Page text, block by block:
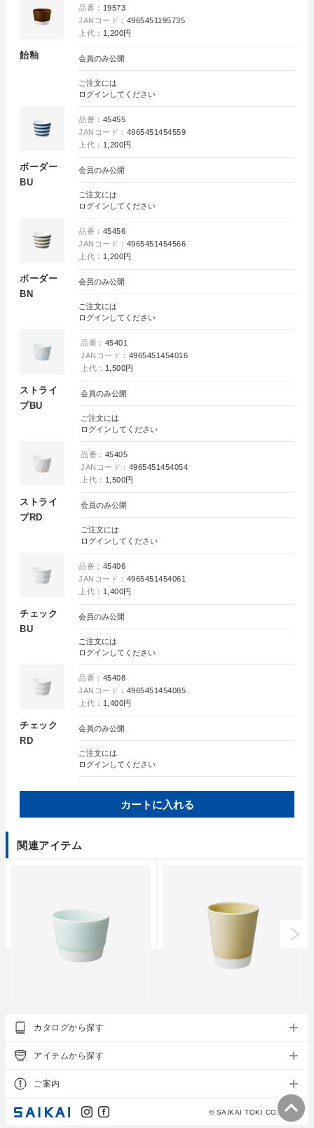
飴釉
品番： 19573
JANコード： 4965451195735
上代： 1,200円
会員のみ公開
ご注文には
ログイン してください
ボーダー
BU
品番： 45455
JANコード： 4965451454559
上代： 1,200円
会員のみ公開
ご注文には
ログイン してください
ボーダー
BN
品番： 45456
JANコード： 4965451454566
上代： 1,200円
会員のみ公開
ご注文には
ログイン してください
ストライ
プBU
品番： 45401
JANコード： 4965451454016
上代： 1,500円
会員のみ公開
ご注文には
ログイン してください
ストライ
プRD
品番： 45405
JANコード： 4965451454054
上代： 1,500円
会員のみ公開
ご注文には
ログイン してください
チェック
BU
品番： 45406
JANコード： 4965451454061
上代： 1,400円
会員のみ公開
ご注文には
ログイン してください
チェック
RD
品番： 45408
JANコード： 4965451454085
上代： 1,400円
会員のみ公開
ご注文には
ログイン してください
カートに入れる
関連アイテム
essence of life
es cup〈S〉
●● ●…
カタログから探す
アイテムから探す
ご案内
© SAIKAI TOKI CO., LTD.